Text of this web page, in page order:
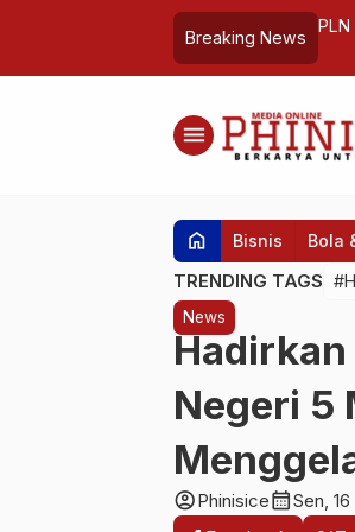
Breaking News
menu
home Bisnis Bola
TRENDING TAGS
News
Negeri 5
account_circlePhinisicecalendar_monthSen,